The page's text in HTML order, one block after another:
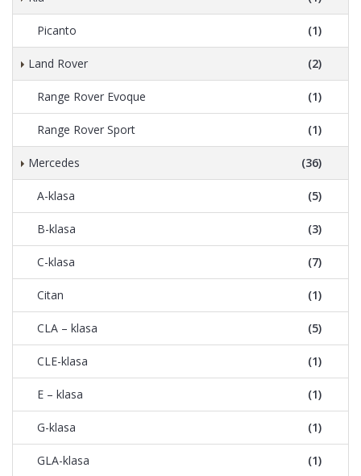
Picanto (1)
Land Rover (2)
Range Rover Evoque (1)
Range Rover Sport (1)
Mercedes (36)
A-klasa (5)
B-klasa (3)
C-klasa (7)
Citan (1)
CLA – klasa (5)
CLE-klasa (1)
E – klasa (1)
G-klasa (1)
GLA-klasa (1)